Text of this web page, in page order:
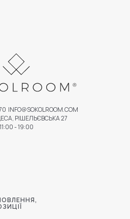
INFO@SOKOLROOM.COM
РІШЕЛЬЄВСЬКА 27
11:00 - 19:00